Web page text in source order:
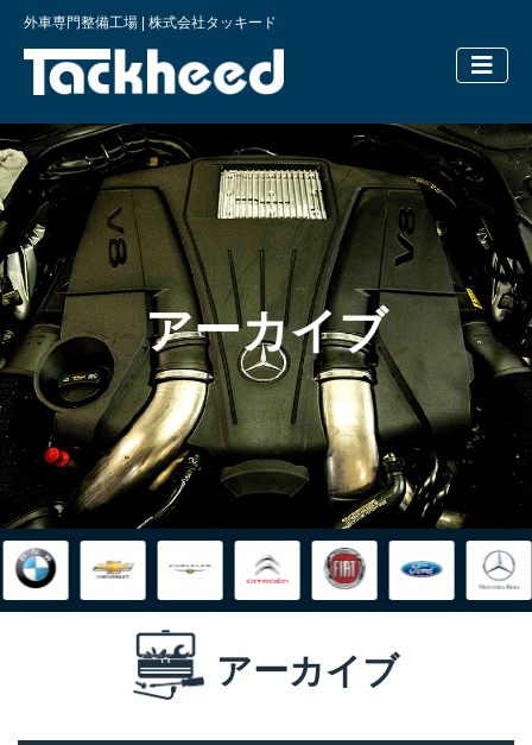
外車専門整備工場 | 株式会社タッキード
横浜の外
アーカイブ
アーカイブ